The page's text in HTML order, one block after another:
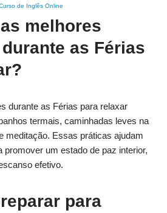
de Inglês Online
melhores
as Férias
durante as Férias para relaxar
termais, caminhadas leves na
meditação. Essas práticas ajudam
promover um estado de paz interior,
efetivo.
para